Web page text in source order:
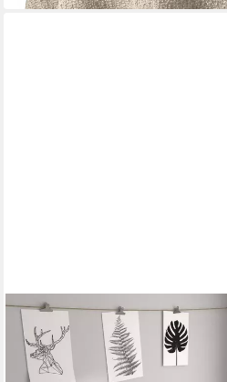
BEAUTEX
Tischdecke Wachstuchtischdecke
Garten Tischdecke
Mehrere Größen